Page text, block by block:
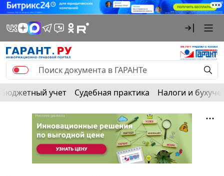
Бюджетный учет Судебная практика Налоги и